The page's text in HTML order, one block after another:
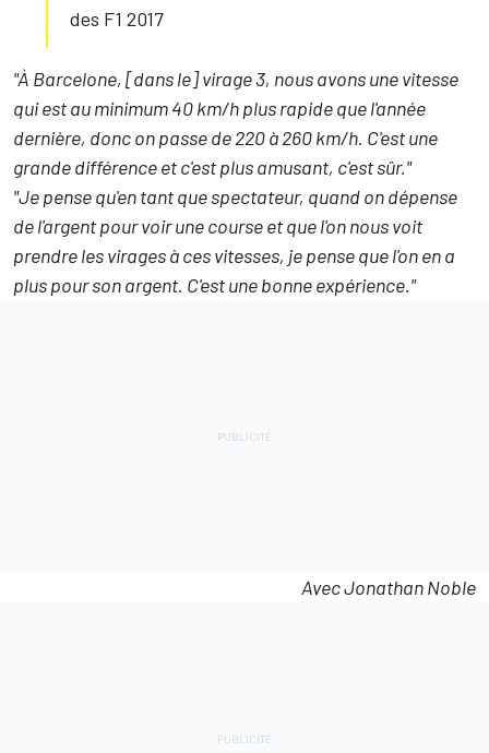
des F1 2017
"À Barcelone, [dans le] virage 3, nous avons une vitesse
qui est au minimum 40 km/h plus rapide que l'année
dernière, donc on passe de 220 à 260 km/h. C'est une
grande différence et c'est plus amusant, c'est sûr."
"Je pense qu'en tant que spectateur, quand on dépense
de l'argent pour voir une course et que l'on nous voit
prendre les virages à ces vitesses, je pense que l'on en a
plus pour son argent. C'est une bonne expérience."
Avec Jonathan Noble